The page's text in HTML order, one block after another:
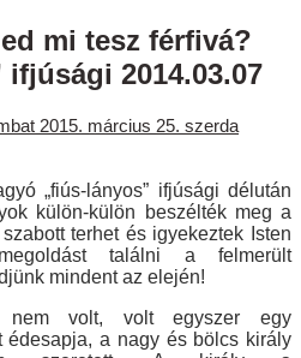
mi tesz férfivá?
2014.03.07
2015. március 25. szerda
„fiús-lányos” ifjúsági délután
külön-külön beszélték meg a
terhet és igyekeztek Isten
találni a felmerült
mindent az elején!
nem volt, volt egyszer egy
édesapja, a nagy és bölcs király